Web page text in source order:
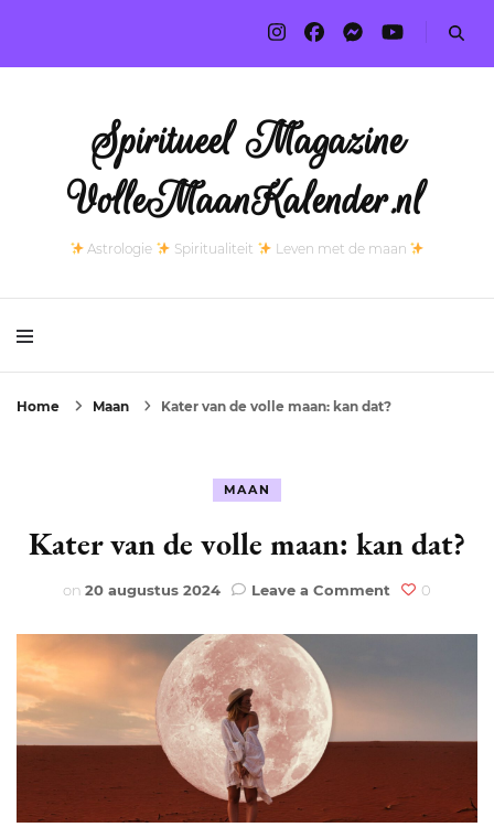
Spiritueel Magazine
VolleMaanKalender.nl
Astrologie Spiritualiteit Leven met de maan
Home Maan Kater van de volle maan: kan dat?
MAAN
Kater van de volle maan: kan dat?
on 20 augustus 2024 Leave a Comment on
van
dat?
0